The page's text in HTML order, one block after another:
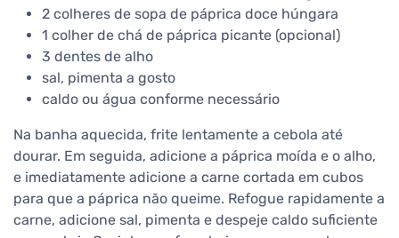
2 colheres de sopa de páprica doce húngara
1 colher de chá de páprica picante (opcional)
3 dentes de alho
sal, pimenta a gosto
caldo ou água conforme necessário
Na banha aquecida, frite lentamente a cebola até
dourar. Em seguida, adicione a páprica moída e o alho,
e imediatamente adicione a carne cortada em cubos
para que a páprica não queime. Refogue rapidamente a
carne, adicione sal, pimenta e despeje caldo suficiente